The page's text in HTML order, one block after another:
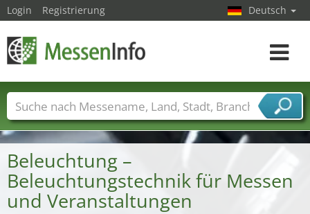
Beleuchtung –
Beleuchtungstechnik für Messen
und Veranstaltungen
Login Registrierung Deutsch
Toggle
Messenamen Länder Städte
Branchen
Dienstleisterbranchen